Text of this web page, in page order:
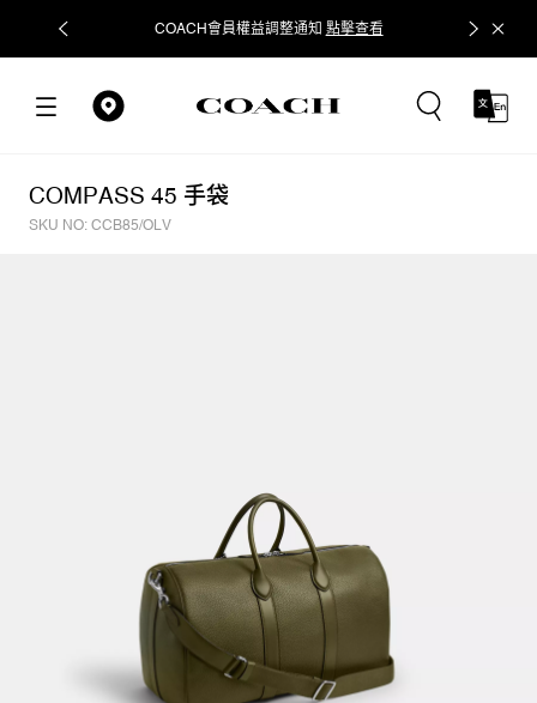
COACH會員權益調整通知 點擊查看 立即追蹤
COMPASS 45 手袋
SKU NO: CCB85/OLV